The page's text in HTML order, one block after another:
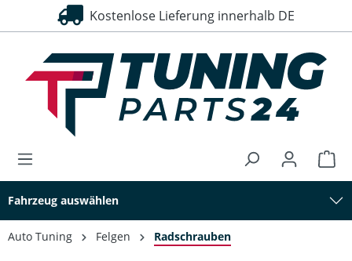
springen Kostenlose Lieferung innerhalb DE
Fahrzeug auswählen
Auto Tuning Felgen Radschrauben